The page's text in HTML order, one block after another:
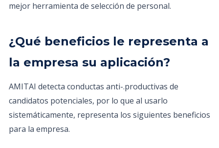
mejor herramienta de selección de personal.
¿Qué beneficios le representa a
la empresa su aplicación?
AMITAI detecta conductas anti-.productivas de
candidatos potenciales, por lo que al usarlo
sistemáticamente, representa los siguientes beneficios
para la empresa.